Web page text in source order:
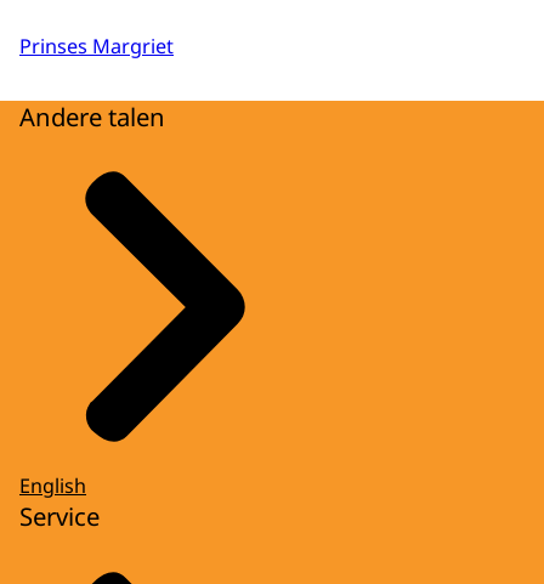
Prinses Margriet
Andere talen
English
Service